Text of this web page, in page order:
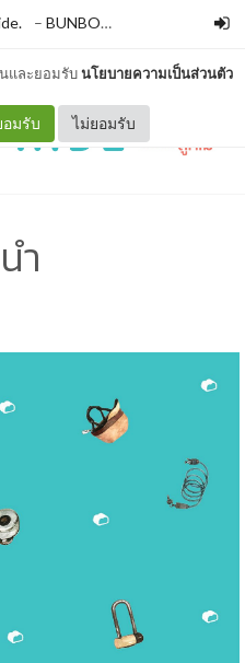
และยอมรับนโยบายความเป็นส่วนตัว
อมรับ ไม่ยอมรับ
– BUNBOOKISH
ำ